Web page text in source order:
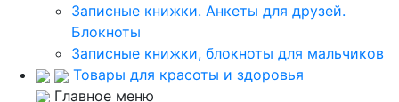
Записные книжки. Анкеты для друзей.
Блокноты
Записные книжки, блокноты для мальчиков
Товары для красоты и здоровья
Главное меню